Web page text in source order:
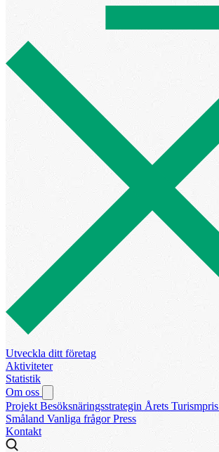
Utveckla ditt företag
Aktiviteter
Statistik
Om oss
Projekt Besöksnäringsstrategin Årets Turismpris
Småland Vanliga frågorPress
Kontakt